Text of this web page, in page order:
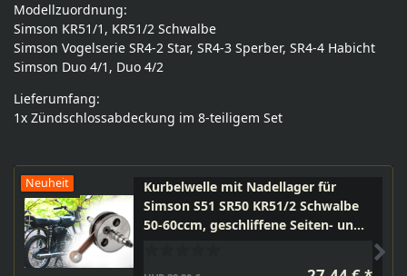
Modellzuordnung:
Simson KR51/1, KR51/2 Schwalbe
Simson Vogelserie SR4-2 Star, SR4-3 Sperber, SR4-4 Habicht
Simson Duo 4/1, Duo 4/2
Lieferumfang:
1x Zündschlossabdeckung im 8-teiligem Set
Neuheit
Kurbelwelle mit Nadellager für
Simson S51 SR50 KR51/2 Schwalbe
50-60ccm, geschliffene Seiten- und